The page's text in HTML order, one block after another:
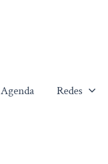
Agenda Redes